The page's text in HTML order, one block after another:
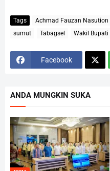
Tags Achmad Fauzan Nasution
sumut
Tabagsel Wakil
Facebook
ANDA MUNGKIN SUKA